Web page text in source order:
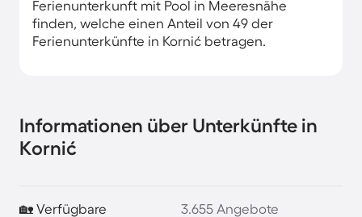
Ferienunterkunft mit Pool in Meeresnähe
finden, welche einen Anteil von 49 der
Ferienunterkünfte in Kornić betragen.
Informationen über Unterkünfte in
Kornić
🏡 Verfügbare
3.655 Angebote